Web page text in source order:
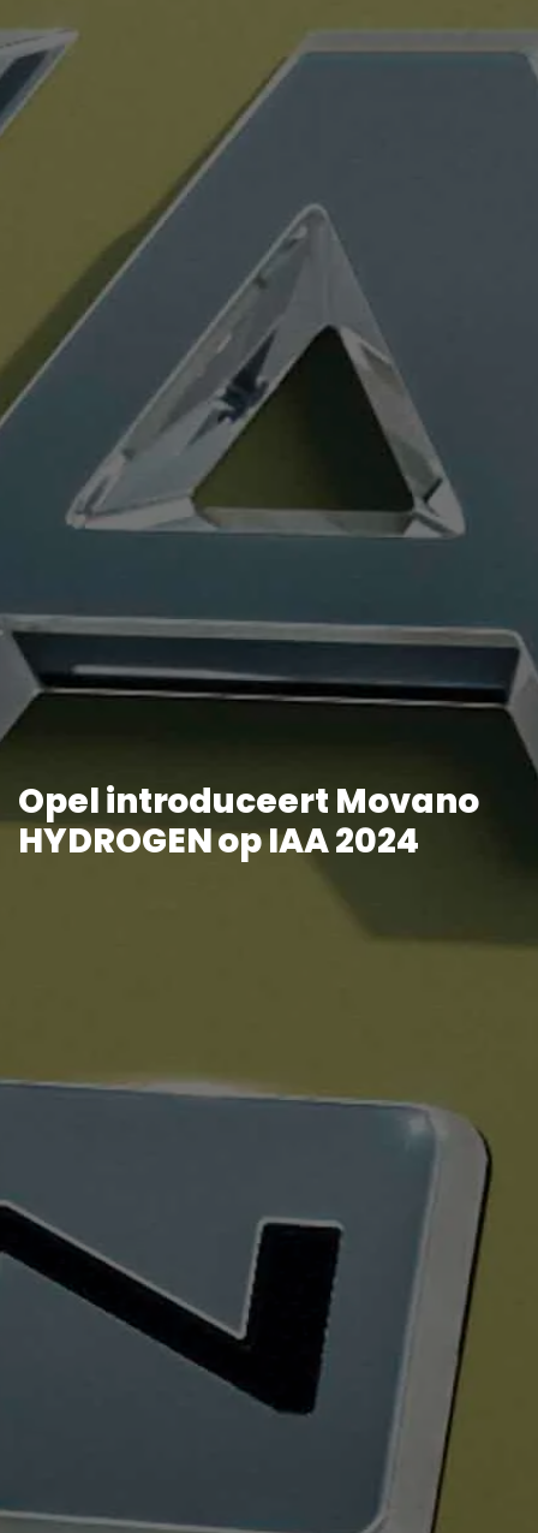
Opel introduceert Movano
HYDROGEN op IAA 2024